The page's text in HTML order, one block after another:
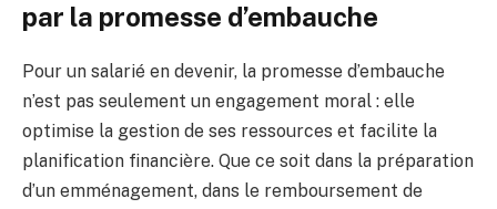
par la promesse d’embauche
Pour un salarié en devenir, la promesse d’embauche
n’est pas seulement un engagement moral : elle
optimise la gestion de ses ressources et facilite la
planification financière. Que ce soit dans la préparation
d’un emménagement, dans le remboursement de